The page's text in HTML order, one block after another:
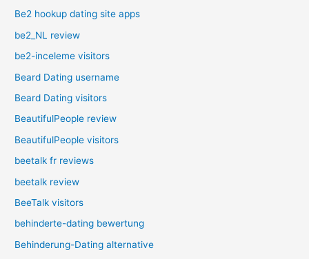
Be2 hookup dating site apps
be2_NL review
be2-inceleme visitors
Beard Dating username
Beard Dating visitors
BeautifulPeople review
BeautifulPeople visitors
beetalk fr reviews
beetalk review
BeeTalk visitors
behinderte-dating bewertung
Behinderung-Dating alternative